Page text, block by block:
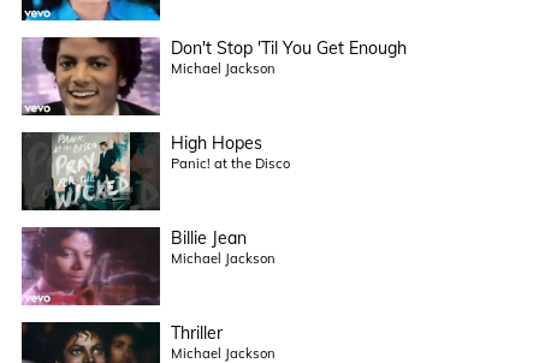
Don't Stop 'Til You Get Enough
Michael Jackson
High Hopes
Panic! at the Disco
Billie Jean
Michael Jackson
Thriller
Michael Jackson